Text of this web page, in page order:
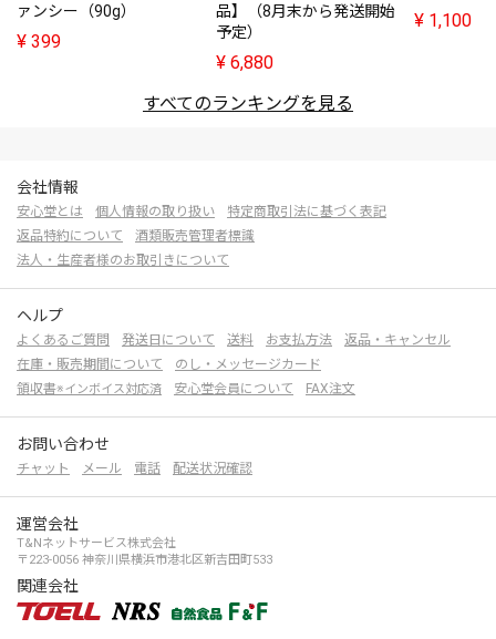
ァンシー（90g）
¥ 399
品】（8月末から発送開始
予定）
¥ 6,880
¥ 1,100
すべてのランキングを見る
会社情報
安心堂とは 個人情報の取り扱い
特定商取引法に基づく表記
返品特約について
酒類販売管理者標識
法人・生産者様のお取引きについて
ヘルプ
よくあるご質問 発送日について 送料 お支払方法
返品・キャンセル
在庫・販売期間について
のし・メッセージカード
領収書※インボイス対応済 安心堂会員について FAX注文
お問い合わせ
チャット メール 電話 配送状況確認
運営会社
T&Nネットサービス株式会社
〒223-0056 神奈川県横浜市港北区新吉田町533
関連会社